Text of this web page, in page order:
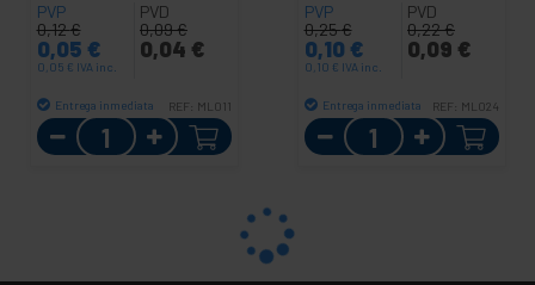
PVP
0,12€
0,05 €
0,05 € IVA inc.
PVD
0,09€
0,04 €
Entrega inmediata REF: ML011
Cantidad
PVP
0,25€
0,10 €
0,10 € IVA inc.
PVD
0,22€
0,09 €
Entrega inmediata REF: ML024
Cantidad